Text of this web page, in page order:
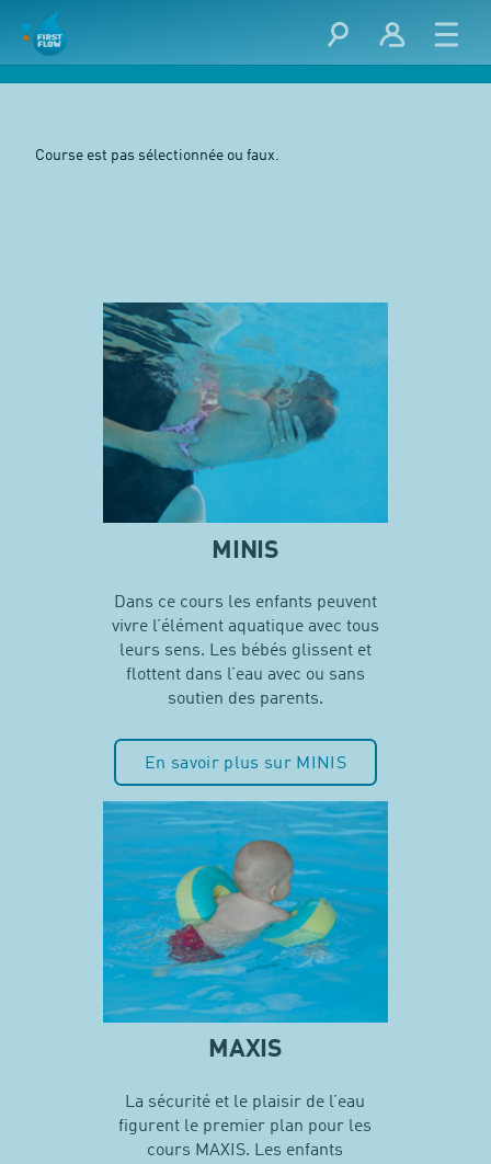
Course est pas sélectionnée ou faux.
MINIS
Dans ce cours les enfants peuvent
vivre l’élément aquatique avec tous
leurs sens. Les bébés glissent et
flottent dans l’eau avec ou sans
soutien des parents.
En savoir plus sur MINIS
MAXIS
La sécurité et le plaisir de l’eau
figurent le premier plan pour les
cours MAXIS. Les enfants